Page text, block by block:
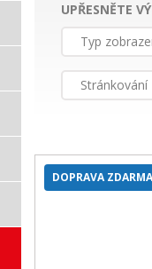
UPŘESNĚTE
Typ
Stránkování
DOPRAVA ZDARMA